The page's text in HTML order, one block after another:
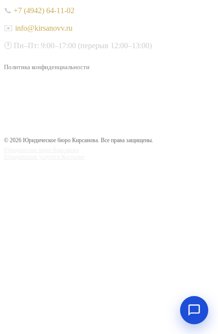
📞 +7 (4942) 64-11-02
✉️ info@kirsanovv.ru
🕐 Пн–Пт: 9:00–17:00 (перерыв 12:00–13:00)
Политика конфиденциальности
© 2026 Юридическое бюро Кирсанова. Все права защищены.